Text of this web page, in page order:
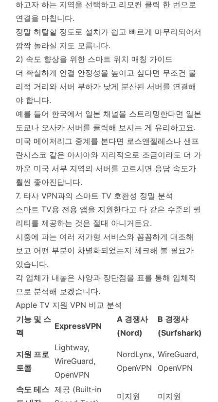
하고자 하는 지역을 선택하고 리모컨 클릭 한 번으로
연결을 마칩니다.
정말 허탈할 정도로 설치가 쉽고 빠르게 마무리되어서
깜짝 놀라실 지도 모릅니다.
2) 속도 향상을 위한 스마트 위치 매칭 가이드
더 확실하게 연결 안정성을 높이고 싶다면 무조건 물
리적 거리와 서버 부하가 낮게 분산된 서버를 연결해
야 합니다.
예를 들어 한국에서 일본 채널을 스트리밍한다면 일본
도쿄나 오사카 서버를 클릭해 보시는 게 유리하고요.
미국 메이저리그 중계를 본다면 로스앤젤레스나 샌프
란시스코 같은 아시아와 지리적으로 조금이라도 더 가
까운 미국 서부 지역의 서버를 고르시면 응답 속도가
훨씬 좋아진답니다.
7. 타사 VPN과의 스마트 TV 호환성 정밀 분석
스마트 TV용 전용 앱을 지원한다고 다 같은 수준의 퀄
리티를 제공하는 것은 절대 아니거든요.
시중에 파는 여러 저가형 서비스와 꼼꼼하게 대조해
보고 어떤 부분이 차별화되었는지 체크해 볼 필요가
있습니다.
각 업체가 내놓은 사양과 장단점을 표를 통해 입체적
으로 분석해 보겠습니다.
Apple TV 지원 VPN 비교 분석
기능 및 스
펙
ExpressVPN
A 경쟁사
(Nord)
B 경쟁사
(Surfshark)
지원 프로
토콜
Lightway,
WireGuard,
OpenVPN
NordLynx,
OpenVPN
WireGuard,
OpenVPN
속도 테스 제공 (Built-in
미지원 미지원